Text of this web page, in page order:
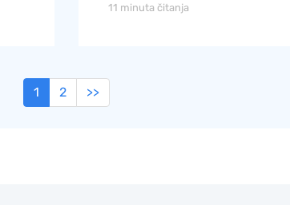
11 minuta čitanja
1 2 >>